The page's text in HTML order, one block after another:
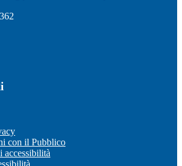
con il Pubblico
accessibilità